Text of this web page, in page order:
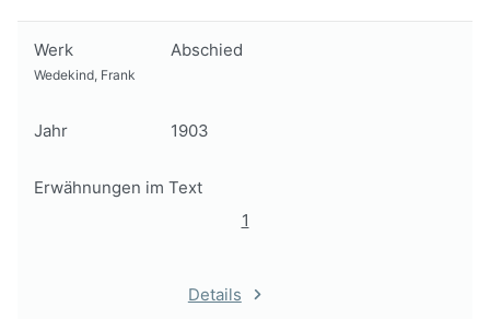
Werk Abschied
Wedekind, Frank
Jahr 1903
Erwähnungen im Text
1
Details